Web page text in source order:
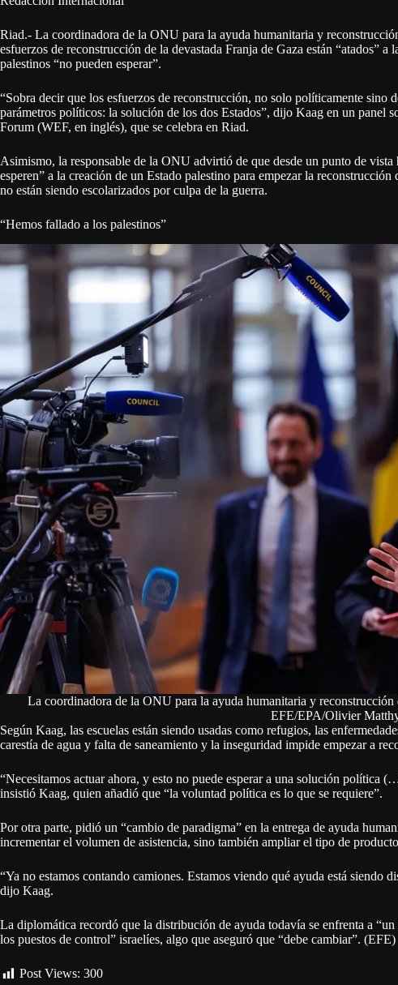
Riad.- La coordinadora de la ONU para la ayuda humanitaria y
esfuerzos de reconstrucción de la devastada Franja de Gaza están “atados”
palestinos “no pueden esperar”.
“Sobra decir que los esfuerzos de reconstrucción, no solo políticamente sino
parámetros políticos: la solución de los dos Estados”, dijo Kaag en un panel
Forum (WEF, en inglés), que se celebra en Riad.
Asimismo, la responsable de la ONU advirtió de que desde un punto de
esperen” a la creación de un Estado palestino para empezar la
no están siendo escolarizados por culpa de la guerra.
“Hemos fallado a los palestinos”
La coordinadora de la ONU para la ayuda humanitaria y
EFE/EPA/Olivier
Según Kaag, las escuelas están siendo usadas como refugios, las
carestía de agua y falta de saneamiento y la inseguridad impide empezar a
“Necesitamos actuar ahora, y esto no puede esperar a una solución política
insistió Kaag, quien añadió que “la voluntad política es lo que se requiere”.
Por otra parte, pidió un “cambio de paradigma” en la entrega de ayuda
incrementar el volumen de asistencia, sino también ampliar el tipo de
“Ya no estamos contando camiones. Estamos viendo qué ayuda está siendo
dijo Kaag.
La diplomática recordó que la distribución de ayuda todavía se enfrenta a
los puestos de control” israelíes, algo que aseguró que “debe cambiar”. (EFE)
Post Views: 300